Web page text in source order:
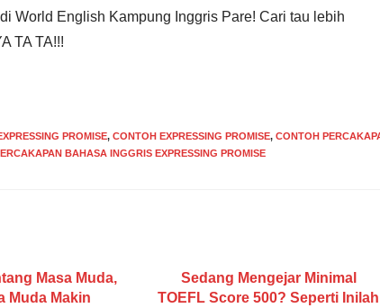
World English Kampung Inggris Pare! Cari tau lebih
TA TA!!!
PROMISE, CONTOH EXPRESSING PROMISE, CONTOH
BAHASA INGGRIS EXPRESSING PROMISE
Masa Muda,
Muda Makin
Sedang Mengejar Minimal
TOEFL Score 500? Seperti Inilah